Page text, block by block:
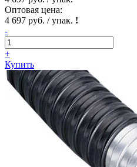
Оптовая цена:
4 697 руб. / упак. !
-
+
Купить